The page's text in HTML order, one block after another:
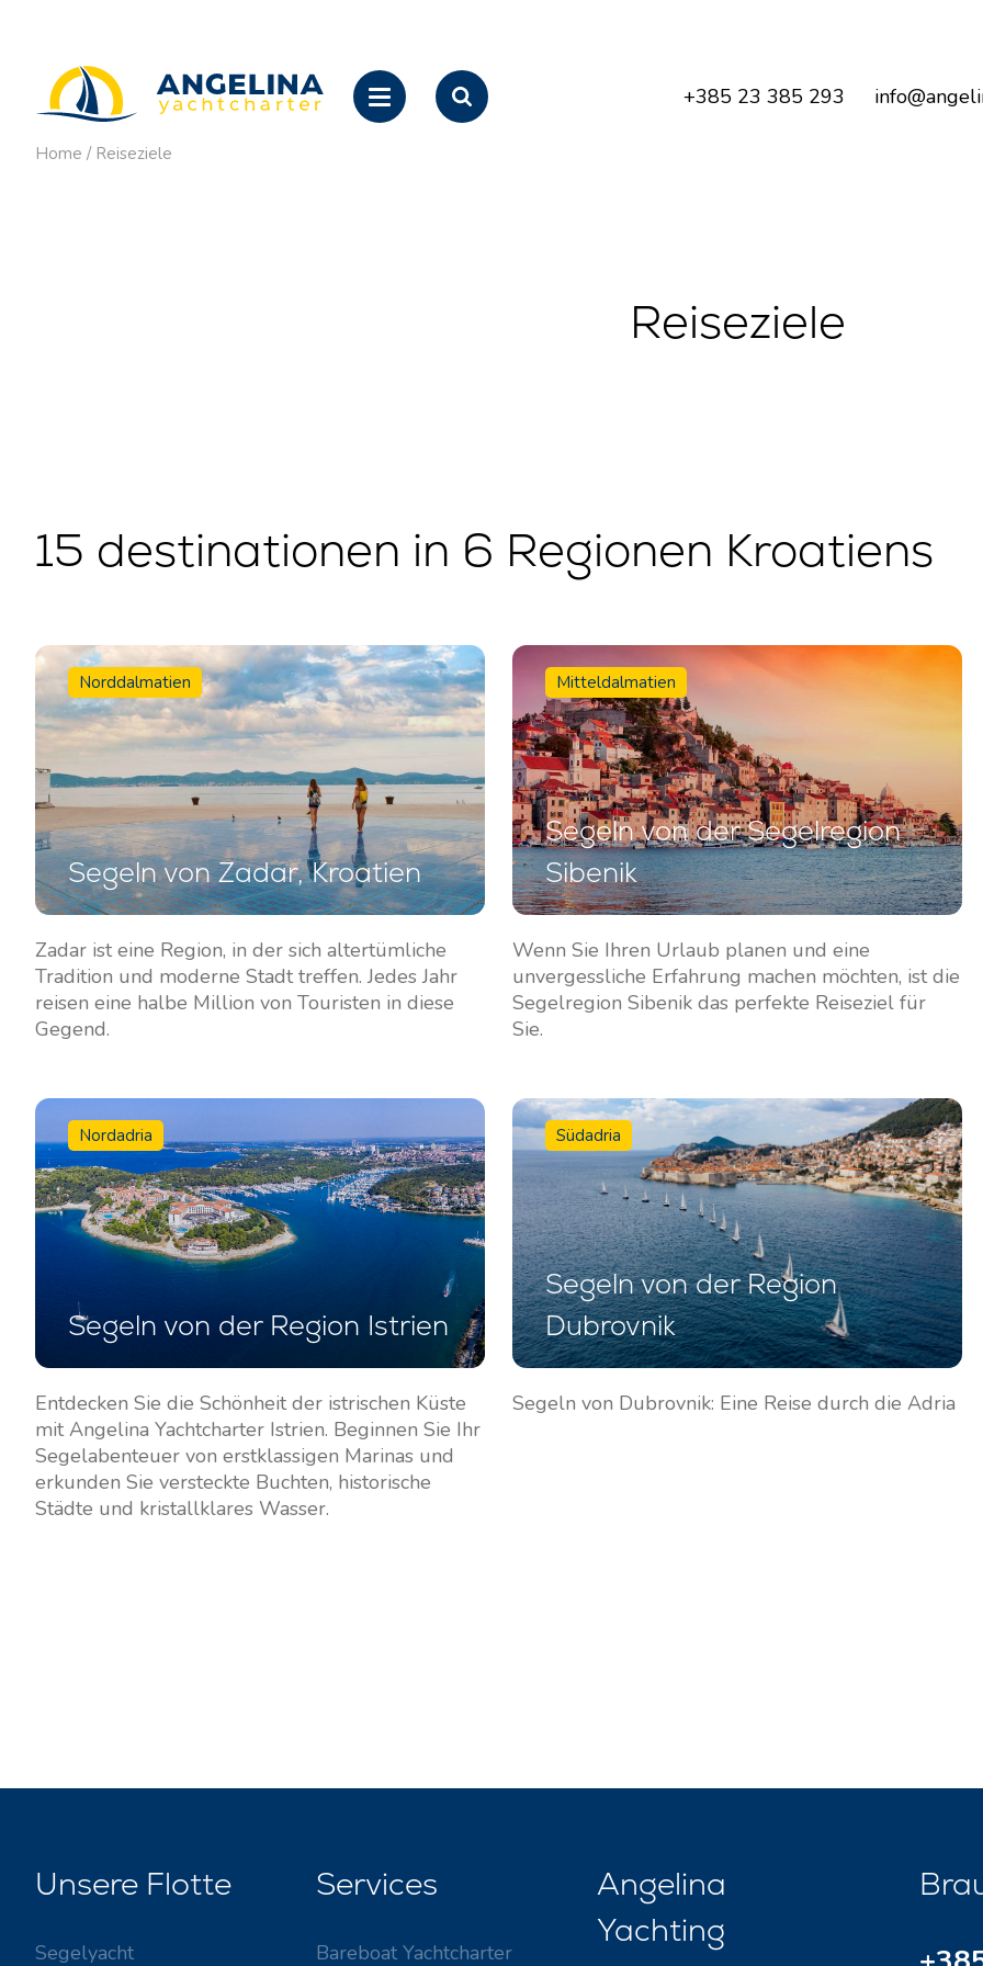
+385 23 385 293
Home / Reiseziele
Reiseziele
15 destinationen in 6 Regionen Kroatiens
Norddalmatien
Segeln von Zadar, Kroatien
Zadar ist eine Region, in der sich altertümliche
Tradition und moderne Stadt treffen. Jedes Jahr
reisen eine halbe Million von Touristen in diese
Gegend.
Mitteldalmatien
Segeln von der Segelregion
Sibenik
Wenn Sie Ihren Urlaub planen und eine
unvergessliche Erfahrung machen möchten, ist die
Segelregion Sibenik das perfekte Reiseziel für
Sie.
Nordadria
Segeln von der Region Istrien
Entdecken Sie die Schönheit der istrischen Küste
mit Angelina Yachtcharter Istrien. Beginnen Sie Ihr
Segelabenteuer von erstklassigen Marinas und
erkunden Sie versteckte Buchten, historische
Städte und kristallklares Wasser.
Südadria
Segeln von der Region
Dubrovnik
Segeln von Dubrovnik: Eine Reise durch die Adria
Unsere Flotte
Segelyacht
Services
Bareboat Yachtcharter
Angelina
Yachting
Kontakt
Nachrichten / Blog
Über uns
Partner
Häufig gestellte Fragen
Segelboote
Motorboote
Katamarane
Motorkatamarane
Motoryachten
Dienstleistungen
Bareboat Yachtcharter
Yachtcharter mit Skipper
Yachtcharter mit Crew
Flotillen Yachtcharter
Yacht-Investition
Valovie -
Fernsegelassistent
Bali Katamarane zur
Charter
Segelregion Zadar
Biograd na Moru
Segelregion Šibenik
Vodice
Rogoznica
Segelregion Split
Trogir
Segelregion Dubrovnik
Istrien Segelregion
Segelregion Kvarner